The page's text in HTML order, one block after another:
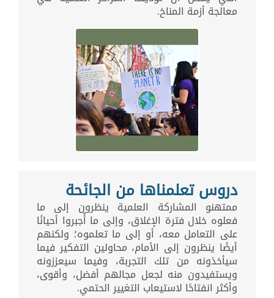
معالجة أزمة المناخ.
دروس تعلمناها من الجائحة
ممتهنو المشاركة العلمية ينظرون إلى ما
فعلوه خلال فترة الإغلاق، وإلى ما أُجبروا أحيانًا
على التعامل معه، أو إلى ما تعلموه؛ ولكنهم
أيضًا ينظرون إلى الأمام، محاولين التفكير فيما
سيأخذونه من تلك التجربة، وفيما سيعززونه
ويستفيدون منه لجعل مجالهم أفضل، وأقوى،
وأكثر انفتاحًا لاستيعاب التغيير الحتمي.